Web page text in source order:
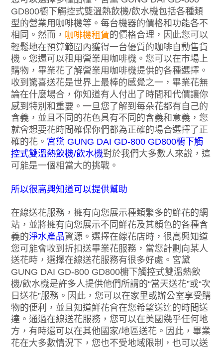
GD800櫥下觸控式雙溫熱飲機/飲水機包括各種類
型的營業用咖啡機等。每台機器的價格和功能各不
相同。然而， 咖啡機租賃的價格合理，因此您可以
輕鬆地在預算範圍內獲得一台優質的咖啡自動售貨
機。您還可以租用營業用咖啡機。您可以在市場上
購物，畢業花了解營業用咖啡機提供的各種選擇。
收到驚喜送花是世界上最棒的感覺之一，畢業花無
論在什麼場合，你知道有人付出了時間和代價讓你
感到特別和重要。一旦您了解到每朵花都有自己的
含義，並且不同的花色具有不同的含義和意義，您
就會想要花時間確保你們都為正確的場合選擇了正
確的花。 宮黛 GUNG DAI GD-800 GD800櫥下觸
控式雙溫熱飲機/飲水機對於我們大多數人來說，這
可能是一個相當大的挑戰。
所以很高興知道可以提供幫助
在線送花服務，擁有向您展示種類繁多的鮮花的網
站，並將擁有向您展示不同鮮花及其顏色的各種含
義的淨水產品資源。選擇在線花店時，很高興知道
您可能會收到折扣送畢業花服務，當您計劃向某人
送花時，選擇在線送花服務有很多好處。宮黛
GUNG DAI GD-800 GD800櫥下觸控式雙溫熱飲
機/飲水機是許多人提供他們所謂的“當天送花”或“次
日送花”服務。因此，您可以在家里或辦公室享受購
物的便利，並且知道鮮花會在您希望送達的時間送
達。通過在線送花服務，您可以在美國幾乎任何地
方，有時還可以在其他國家/地區送花。因此，畢業
花在大多數情況下，您也不受地域限制，也可以送